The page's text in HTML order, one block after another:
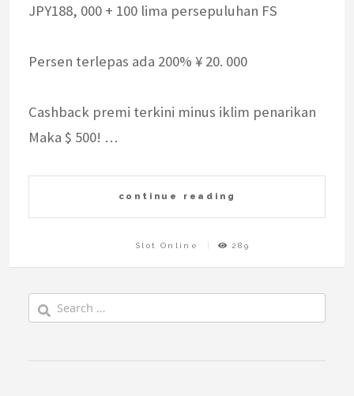
JPY188, 000 + 100 lima persepuluhan FS
Persen terlepas ada 200% ¥ 20. 000
Cashback premi terkini minus iklim penarikan
Maka $ 500! …
continue reading
Slot Online 289
for: